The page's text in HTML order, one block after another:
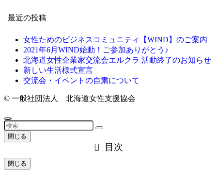
最近の投稿
女性ためのビジネスコミュニティ【WIND】のご案内
2021年6月WIND始動！ご参加ありがとう♪
北海道女性企業家交流会エルクラ 活動終了のお知らせ
新しい生活様式宣言
交流会・イベントの自粛について
© 一般社団法人 北海道女性支援協会
閉じる
目次
閉じる